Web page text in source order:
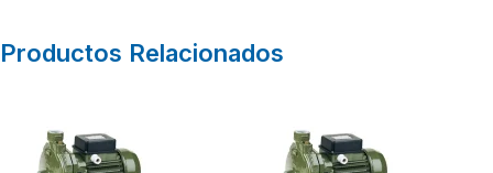
Productos Relacionados